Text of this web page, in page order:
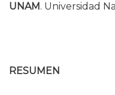
UNAM. Universidad
RESUMEN